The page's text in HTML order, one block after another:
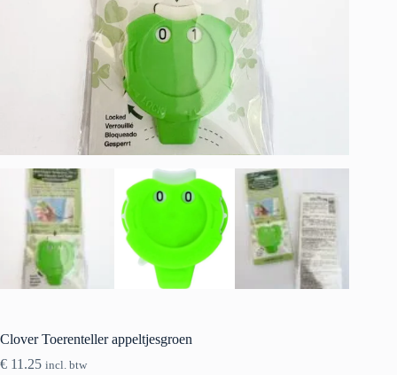
Clover Toerenteller appeltjesgroen
€ 11.25 incl. btw